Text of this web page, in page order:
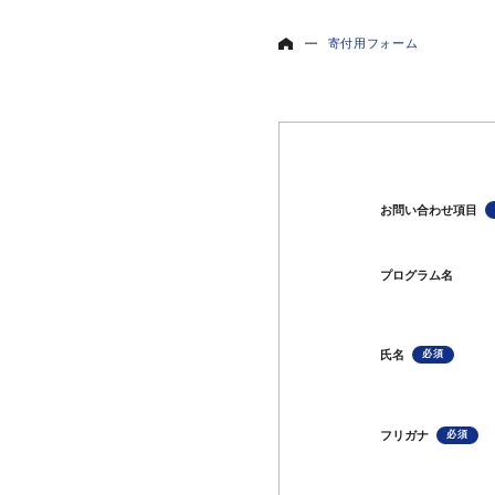
寄付用フォーム
お問い合わせ項目
プログラム名
氏名
フリガナ